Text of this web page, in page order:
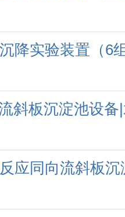
降实验装置（6
斜板沉淀池设
应同向流斜板